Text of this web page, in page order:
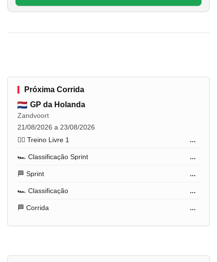
Próxima Corrida
GP da Holanda
Zandvoort
21/08/2026 a 23/08/2026
🏋️‍♂️ Treino Livre 1
...
🏎️ Classificação Sprint ...
🏁 Sprint ...
🏎️ Classificação ...
🏁 Corrida ...